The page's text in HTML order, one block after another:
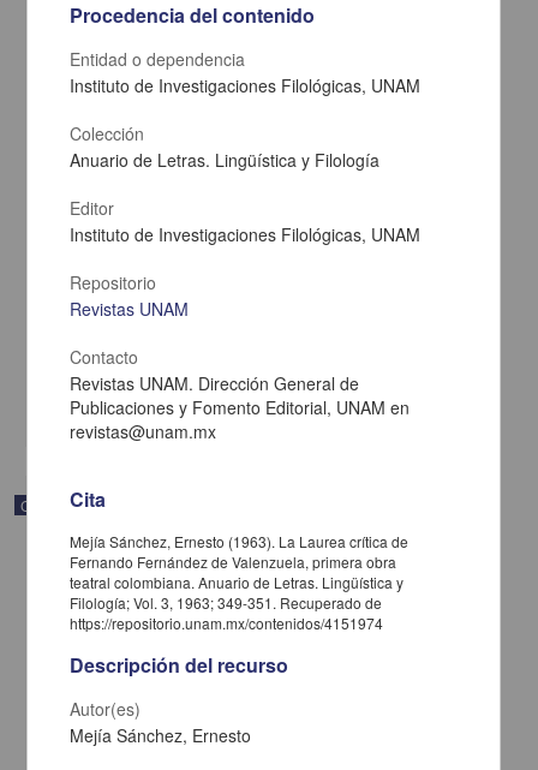
Carta de Zeferino Pérez, el general Antonio Rábago se encuentra
en la ranchería de Samalayuca
[sin fecha]
Correspondencia postal
Procedencia del contenido
Entidad o dependencia
Instituto de Investigaciones Filológicas, UNAM
Colección
Anuario de Letras. Lingüística y Filología
Editor
Instituto de Investigaciones Filológicas, UNAM
Repositorio
Revistas UNAM
Contacto
Revistas UNAM. Dirección General de
Publicaciones y Fomento Editorial, UNAM en
revistas@unam.mx
Cita
Mejía Sánchez, Ernesto (1963). La Laurea crítica de
Fernando Fernández de Valenzuela, primera obra
teatral colombiana. Anuario de Letras. Lingüística y
Filología; Vol. 3, 1963; 349-351. Recuperado de
https://repositorio.unam.mx/contenidos/4151974
Descripción del recurso
Autor(es)
Mejía Sánchez, Ernesto